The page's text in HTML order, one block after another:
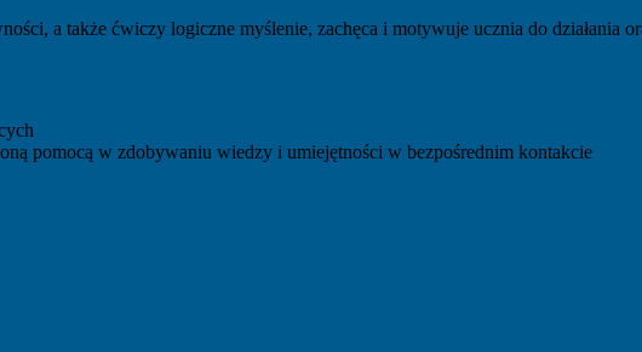
a także ćwiczy logiczne myślenie, zachęca i motywuje ucznia do działania
pomocą w zdobywaniu wiedzy i umiejętności w bezpośrednim kontakcie